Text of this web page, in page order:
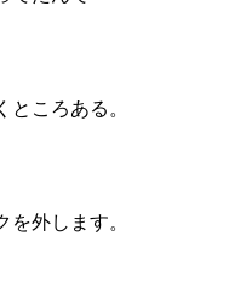
ころある。
外します。